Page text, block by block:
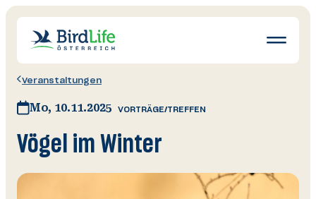
Wissen
Erleben
News
Veranstaltungen
Mo, 10.11.2025 VORTRÄGE/TREFFEN
Vögel im Winter